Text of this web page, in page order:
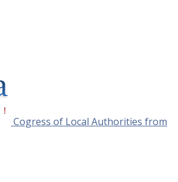
Cogress of Local Authorities from